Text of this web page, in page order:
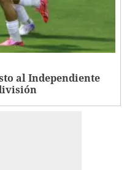
al Independiente